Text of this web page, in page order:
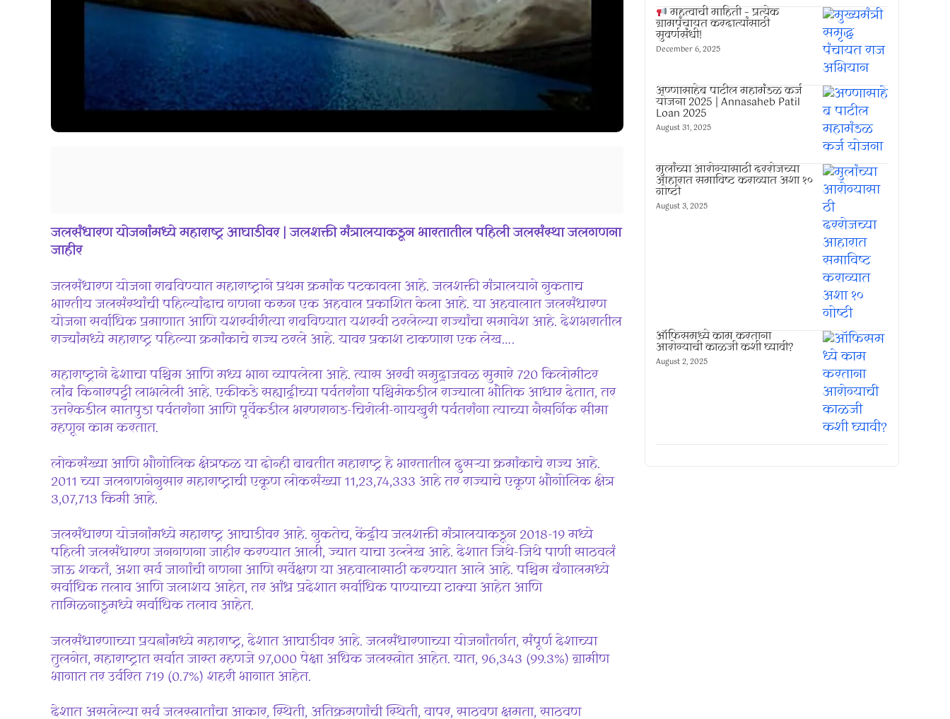
जलसंधारण योजनांमध्ये महाराष्ट्र आघाडीवर | जलशक्ती मंत्रालयाकडून भारतातील पहिली जलसंस्था जलगणना
जाहीर
जलसंधारण योजना राबविण्यात महाराष्ट्राने प्रथम क्रमांक पटकावला आहे. जलशक्ती मंत्रालयाने नुकताच
भारतीय जलसंस्थांची पहिल्यांदाच गणना करुन एक अहवाल प्रकाशित केला आहे. या अहवालात जलसंधारण
योजना सर्वाधिक प्रमाणात आणि यशस्वीरीत्या राबविण्यात यशस्वी ठरलेल्या राज्यांचा समावेश आहे. देशभरातील
राज्यांमध्ये महाराष्ट्र पहिल्या क्रमांकाचे राज्य ठरले आहे. यावर प्रकाश टाकणारा एक लेख….
महाराष्ट्राने देशाचा पश्चिम आणि मध्य भाग व्यापलेला आहे. त्यास अरबी समुद्राजवळ सुमारे 720 किलोमीटर
लांब किनारपट्टी लाभलेली आहे. एकीकडे सह्याद्रीच्या पर्वतरांगा पश्चिमेकडील राज्याला भौतिक आधार देतात, तर
उत्तरेकडील सातपुडा पर्वतरांगा आणि पूर्वेकडील भरणरागड-चिरोली-गायखुरी पर्वतरांगा त्याच्या नैसर्गिक सीमा
म्हणून काम करतात.
लोकसंख्या आणि भौगोलिक क्षेत्रफळ या दोन्ही बाबतीत महाराष्ट्र हे भारतातील दुसऱ्या क्रमांकाचे राज्य आहे.
2011 च्या जलगणनेनुसार महाराष्ट्राची एकूण लोकसंख्या 11,23,74,333 आहे तर राज्याचे एकूण भौगोलिक क्षेत्र
3,07,713 किमी आहे.
जलसंधारण योजनांमध्ये महाराष्ट्र आघाडीवर आहे. नुकतेच, केंद्रीय जलशक्ती मंत्रालयाकडून 2018-19 मध्ये
पहिली जलसंधारण जनगणना जाहीर करण्यात आली, ज्यात याचा उल्लेख आहे. देशात जिथे-जिथे पाणी साठवलं
जाऊ शकतं, अशा सर्व जागांची गणना आणि सर्वेक्षण या अहवालासाठी करण्यात आले आहे. पश्चिम बंगालमध्ये
सर्वाधिक तलाव आणि जलाशय आहेत, तर आंध्र प्रदेशात सर्वाधिक पाण्याच्या टाक्या आहेत आणि
तामिळनाडूमध्ये सर्वाधिक तलाव आहेत.
जलसंधारणाच्या प्रयत्नांमध्ये महाराष्ट्र, देशात आघाडीवर आहे. जलसंधारणाच्या योजनांतर्गत, संपूर्ण देशाच्या
तुलनेत, महाराष्ट्रात सर्वात जास्त म्हणजे 97,000 पेक्षा अधिक जलस्त्रोत आहेत. यात, 96,343 (99.3%) ग्रामीण
भागात तर उर्वरित 719 (0.7%) शहरी भागात आहेत.
देशात असलेल्या सर्व जलस्त्रातांचा आकार, स्थिती, अतिक्रमणांची स्थिती, वापर, साठवण क्षमता, साठवण
महत्वाची माहिती – प्रत्येक
ग्रामपंचायत करदात्यांसाठी
सुवर्णसंधी!
December 6, 2025
अण्णासाहेब पाटील महामंडळ कर्ज
योजना 2025 | Annasaheb Patil
Loan 2025
August 31, 2025
मुलांच्या आरोग्यासाठी दररोजच्या
आहारात समाविष्ट कराव्यात अशा १०
गोष्टी
August 3, 2025
ऑफिसमध्ये काम करताना
आरोग्याची काळजी कशी घ्यावी?
August 2, 2025